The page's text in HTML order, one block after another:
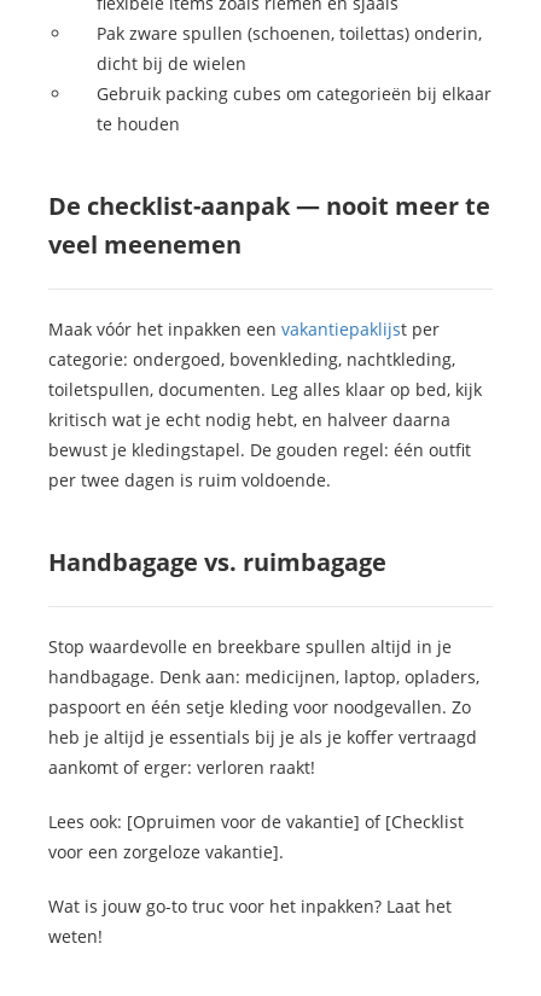
Pak zware spullen (schoenen, toilettas) onderin,
dicht bij de wielen
Gebruik packing cubes om categorieën bij elkaar
te houden
De checklist-aanpak — nooit meer te
veel meenemen
Maak vóór het inpakken een vakantiepaklijst per
categorie: ondergoed, bovenkleding, nachtkleding,
toiletspullen, documenten. Leg alles klaar op bed, kijk
kritisch wat je echt nodig hebt, en halveer daarna
bewust je kledingstapel. De gouden regel: één outfit
per twee dagen is ruim voldoende.
Handbagage vs. ruimbagage
Stop waardevolle en breekbare spullen altijd in je
handbagage. Denk aan: medicijnen, laptop, opladers,
paspoort en één setje kleding voor noodgevallen. Zo
heb je altijd je essentials bij je als je koffer vertraagd
aankomt of erger: verloren raakt!
Lees ook: [Opruimen voor de vakantie] of [Checklist
voor een zorgeloze vakantie].
Wat is jouw go-to truc voor het inpakken? Laat het
weten!